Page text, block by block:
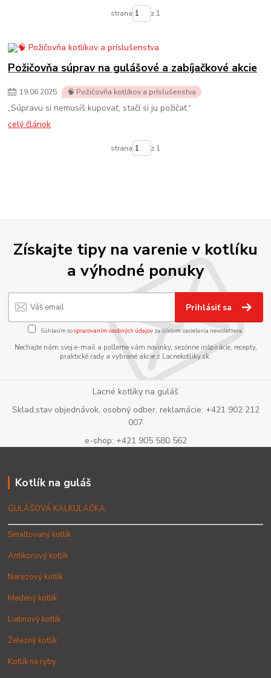
strana z 1
Požičovňa súprav na gulášové a zabíjačkové akcie
19.06.2025 🧠 Požičovňa kotlíkov a príslušenstva
„Súpravu si nemusíš kupovať, stačí si ju požičať.“
celý článok
strana z 1
Získajte tipy na varenie v kotlíku
a výhodné ponuky
Prihlásiť sa
Súhlasím sospracovaním osobných údajov za účelom zasielania newslettera.
Nechajte nám svoj e-mail a pošleme vám novinky, sezónne inšpirácie, recepty,
praktické rady a vybrané akcie z Lacnekotliky.sk.
Lacné kotlíky na guláš
Sklad,stav objednávok, osobný odber, reklamácie: +421 902 212
007
e-shop: +421 905 580 562
Kotlík na guláš
GULÁŠOVÁ KALKULAČKA
Smaltovaný kotlík
Antikorový kotlík
Nerezový kotlík
Medený kotlík
Liatinový kotlík
Železný kotlík
Kotlík na ryby